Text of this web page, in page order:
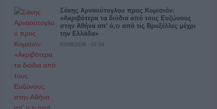
Σάκης Αρναούτογλου προς Κομισιόν:
«Ακριβότερα τα διόδια από τους Ευζώνους
στην Αθήνα απ’ ό,τι από τις Βρυξέλλες μέχρι
την Ελλάδα»
07/08/2026 - 07:04